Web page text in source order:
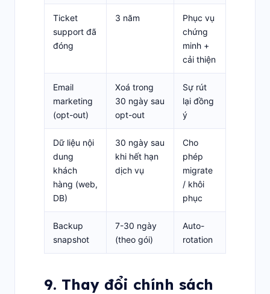
Ticket
support đã
đóng
3 năm
Phục vụ
chứng
minh +
cải thiện
Email
marketing
(opt-out)
Xoá trong
30 ngày sau
opt-out
Sự rút
lại đồng
ý
Dữ liệu nội
dung
khách
hàng (web,
DB)
30 ngày sau
khi hết hạn
dịch vụ
Cho
phép
migrate
/ khôi
phục
Backup
snapshot
7-30 ngày
(theo gói)
Auto-
rotation
9. Thay đổi chính sách